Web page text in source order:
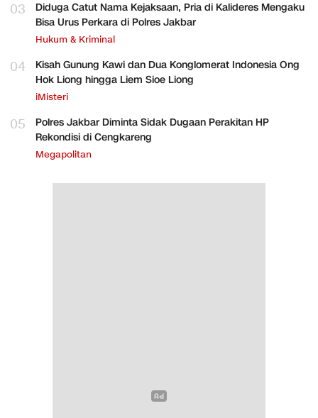
03
Diduga Catut Nama Kejaksaan, Pria di Kalideres Mengaku
Bisa Urus Perkara di Polres Jakbar
Hukum & Kriminal
04
Kisah Gunung Kawi dan Dua Konglomerat Indonesia Ong
Hok Liong hingga Liem Sioe Liong
iMisteri
05
Polres Jakbar Diminta Sidak Dugaan Perakitan HP
Rekondisi di Cengkareng
Megapolitan